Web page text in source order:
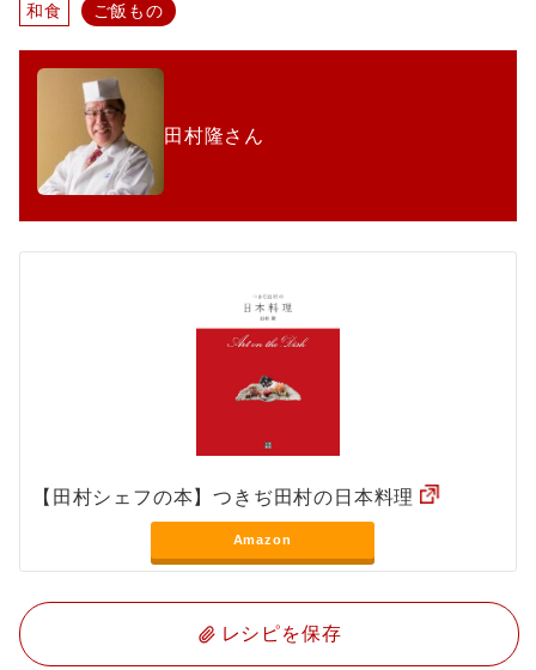
和食 ご飯もの
田村隆さん
【田村シェフの本】つきぢ田村の日本料理
Amazon
レシピを保存